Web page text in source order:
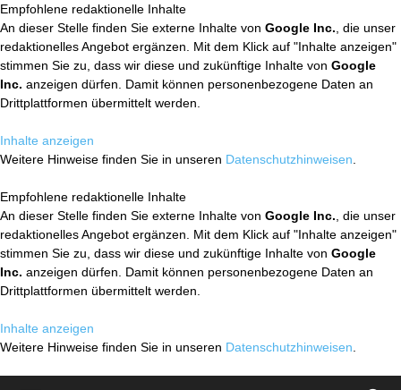
Empfohlene redaktionelle Inhalte
An dieser Stelle finden Sie externe Inhalte von Google Inc. , die unser
redaktionelles Angebot ergänzen. Mit dem Klick auf "Inhalte anzeigen"
stimmen Sie zu, dass wir diese und zukünftige Inhalte von Google
Inc. anzeigen dürfen. Damit können personenbezogene Daten an
Drittplattformen übermittelt werden.
Inhalte anzeigen
Weitere Hinweise finden Sie in unseren Datenschutzhinweisen
Empfohlene redaktionelle Inhalte
An dieser Stelle finden Sie externe Inhalte von Google Inc. , die unser
redaktionelles Angebot ergänzen. Mit dem Klick auf "Inhalte anzeigen"
stimmen Sie zu, dass wir diese und zukünftige Inhalte von Google
Inc. anzeigen dürfen. Damit können personenbezogene Daten an
Drittplattformen übermittelt werden.
Inhalte anzeigen
Weitere Hinweise finden Sie in unseren Datenschutzhinweisen